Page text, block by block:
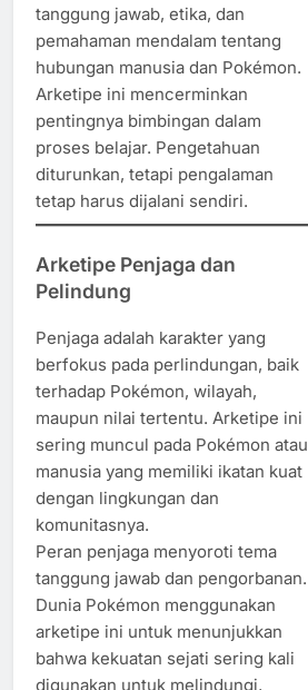
tanggung jawab, etika, dan
pemahaman mendalam tentang
hubungan manusia dan Pokémon.
Arketipe ini mencerminkan
pentingnya bimbingan dalam
proses belajar. Pengetahuan
diturunkan, tetapi pengalaman
tetap harus dijalani sendiri.
Arketipe Penjaga dan
Pelindung
Penjaga adalah karakter yang
berfokus pada perlindungan, baik
terhadap Pokémon, wilayah,
maupun nilai tertentu. Arketipe ini
sering muncul pada Pokémon atau
manusia yang memiliki ikatan kuat
dengan lingkungan dan
komunitasnya.
Peran penjaga menyoroti tema
tanggung jawab dan pengorbanan.
Dunia Pokémon menggunakan
arketipe ini untuk menunjukkan
bahwa kekuatan sejati sering kali
digunakan untuk melindungi,